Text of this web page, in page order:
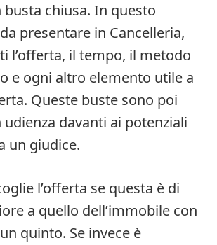
busta chiusa. In questo
presentare in Cancelleria,
l’offerta, il tempo, il metodo
e ogni altro elemento utile a
Queste buste sono poi
davanti ai potenziali
un giudice.
l’offerta se questa è di
a quello dell’immobile con
quinto. Se invece è